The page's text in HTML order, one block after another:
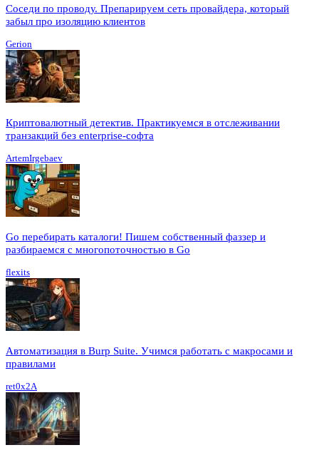
Соседи по проводу. Препарируем сеть провайдера, который
забыл про изоляцию клиентов
Gerion
Криптовалютный детектив. Практикуемся в отслеживании
транзакций без enterprise-софта
ArtemIrgebaev
Go перебирать каталоги! Пишем собственный фаззер и
разбираемся с многопоточностью в Go
flexits
Автоматизация в Burp Suite. Учимся работать с макросами и
правилами
ret0x2A